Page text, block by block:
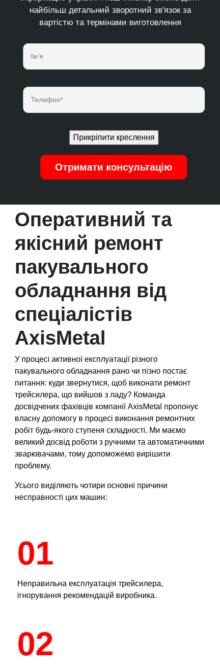
найбільш детальний зворотний зв'язок за
вартістю та термінами виготовлення
Оперативний та
якісний ремонт
пакувального
обладнання від
спеціалістів
AxisMetal
У процесі активної експлуатації різного
пакувального обладнання рано чи пізно постає
питання: куди звернутися, щоб виконати ремонт
трейсилера, що вийшов з ладу? Команда
досвідчених фахівців компанії AxisMetal пропонує
власну допомогу в процесі виконання ремонтних
робіт будь-якого ступеня складності. Ми маємо
великий досвід роботи з ручними та автоматичними
зварювачами, тому допоможемо вирішити
проблему.
Усього виділяють чотири основні причини
несправності цих машин:
01
Неправильна експлуатація трейсилера,
ігнорування рекомендацій виробника.
02